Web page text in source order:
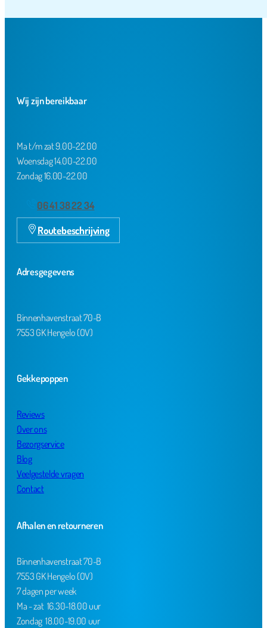
Wij zijn bereikbaar
Ma t/m zat 9.00-22.00
Woensdag 14.00-22.00
Zondag 16.00-22.00
06 41 38 22 34
Routebeschrijving
Adresgegevens
Binnenhavenstraat 70-B
7553 GK Hengelo (OV)
Gekkepoppen
Reviews
Over ons
Bezorgservice
Blog
Veelgestelde vragen
Contact
Afhalen en retourneren
Binnenhavenstraat 70-B
7553 GK Hengelo (OV)
7 dagen per week
Ma - zat 16.30-18.00 uur
Zondag 18.00-19.00 uur